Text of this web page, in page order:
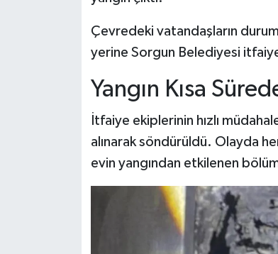
Çevredeki vatandaşların
yerine Sorgun Belediyesi
Yangın Kısa
İtfaiye ekiplerinin hızlı
alınarak söndürüldü. Olayda
evin yangından etkilenen